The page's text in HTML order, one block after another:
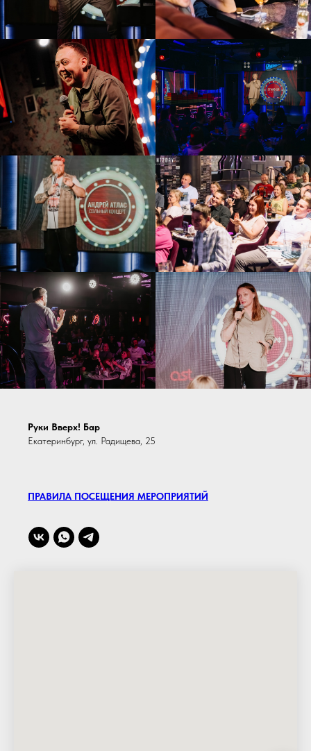
Руки Вверх! Бар
Екатеринбург, ул. Радищева, 25
ПРАВИЛА ПОСЕЩЕНИЯ МЕРОПРИЯТИЙ